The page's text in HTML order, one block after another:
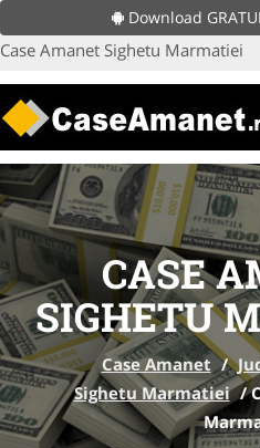
Download
Case Amanet Sighetu Marmatiei
CASE
SIGHETU
Case Amanet /
Sighetu Marmatiei /